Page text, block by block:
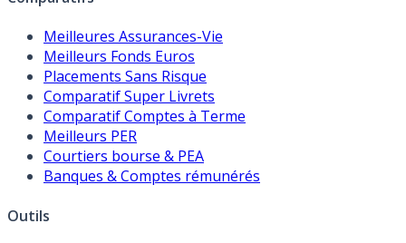
Meilleures Assurances-Vie
Meilleurs Fonds Euros
Placements Sans Risque
Comparatif Super Livrets
Comparatif Comptes à Terme
Meilleurs PER
Courtiers bourse & PEA
Banques & Comptes rémunérés
Outils